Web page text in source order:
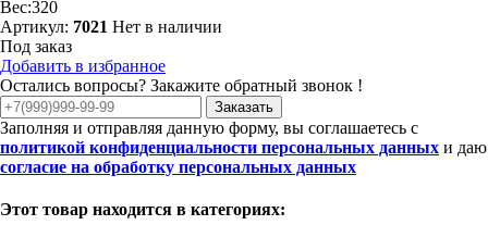
Вес:320
Артикул: 7021 Нет в наличии
Под заказ
Добавить в избранное
Остались вопросы? Закажите обратный звонок !
Заказать
Заполняя и отправляя данную форму, вы соглашаетесь с
политикой конфиденциальности персональных данных и даю
согласие на обработку персональных данных
Этот товар находится в категориях: